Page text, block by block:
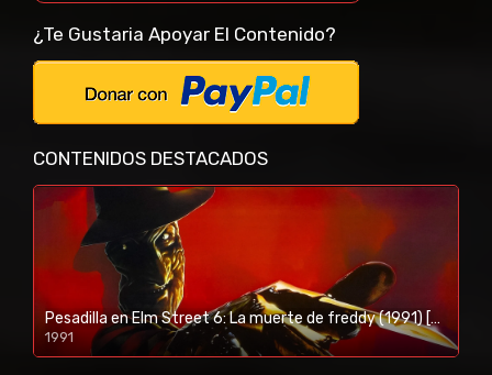
¿Te Gustaria Apoyar El Contenido?
CONTENIDOS DESTACADOS
Pesadilla en Elm Street 6: La muerte de freddy (1991) [BR-RIP] [HD-1080p]
1991